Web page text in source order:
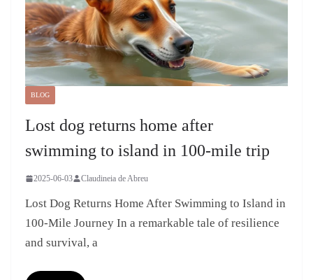
BLOG
Lost dog returns home after
swimming to island in 100-mile trip
2025-06-03 Claudineia de Abreu
Lost Dog Returns Home After Swimming to Island in
100-Mile Journey In a remarkable tale of resilience
and survival, a